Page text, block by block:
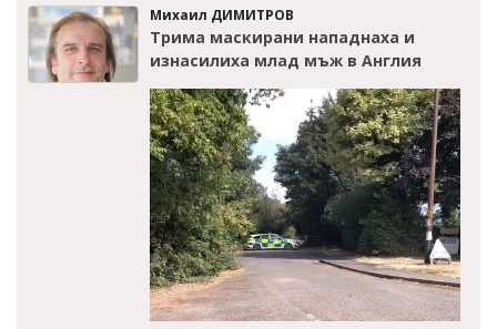
Михаил ДИМИТРОВ
Трима маскирани нападнаха и
изнасилиха млад мъж в Англия